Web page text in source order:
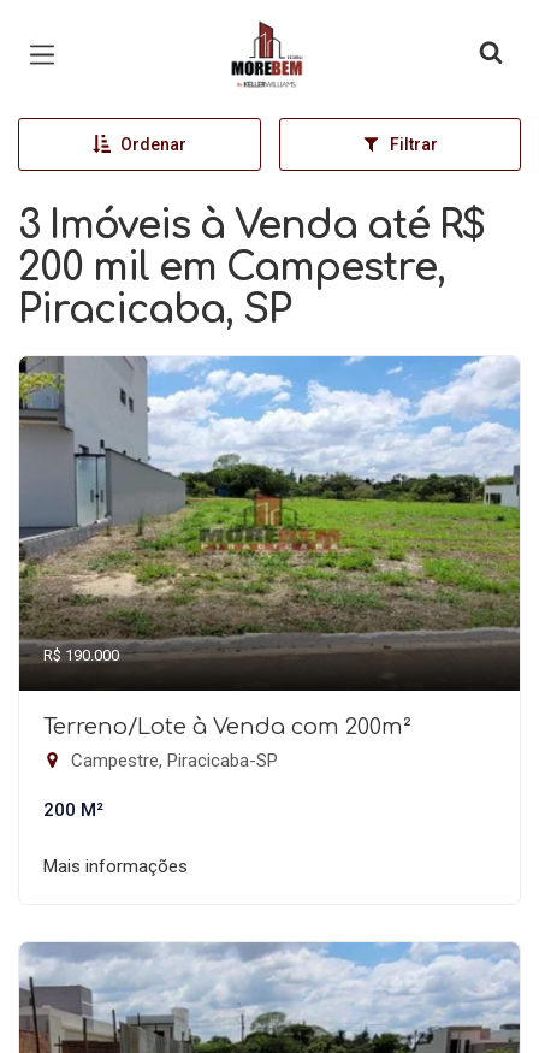
Página inicial
Ordenar Filtrar
3 Imóveis à Venda até R$
200 mil em Campestre,
Piracicaba, SP
R$ 190.000
Terreno/Lote à Venda com 200m²
Campestre, Piracicaba-SP
200 M²
Mais informações